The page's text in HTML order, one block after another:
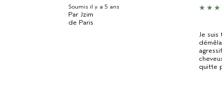
Soumis il y a 5 ans
Par Jzim
de Paris
Je
quitte